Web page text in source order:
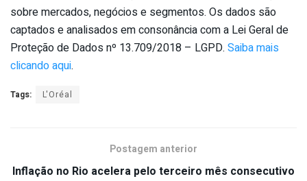
sobre mercados, negócios e segmentos. Os dados são
captados e analisados em consonância com a Lei Geral de
Proteção de Dados nº 13.709/2018 – LGPD. Saiba mais
clicando aqui.
Tags: L'Oréal
Postagem anterior
Inflação no Rio acelera pelo terceiro mês consecutivo